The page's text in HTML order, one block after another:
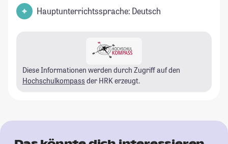
Hauptunterrichtssprache: Deutsch
Diese Informationen werden durch Zugriff auf den
Hochschulkompass der HRK erzeugt.